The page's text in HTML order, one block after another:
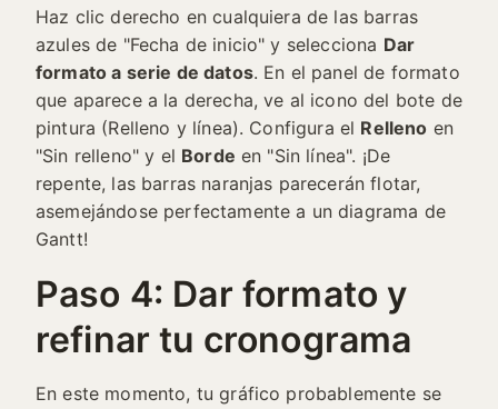
Haz clic derecho en cualquiera de las barras
azules de "Fecha de inicio" y selecciona Dar
formato a serie de datos. En el panel de formato
que aparece a la derecha, ve al icono del bote de
pintura (Relleno y línea). Configura el Relleno en
"Sin relleno" y el Borde en "Sin línea". ¡De
repente, las barras naranjas parecerán flotar,
asemejándose perfectamente a un diagrama de
Gantt!
Paso 4: Dar formato y
refinar tu cronograma
En este momento, tu gráfico probablemente se